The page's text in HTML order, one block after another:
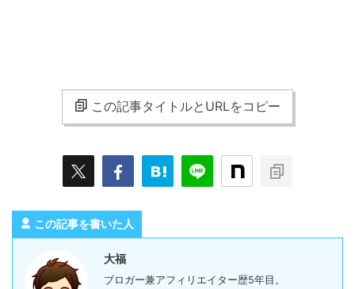
この記事タイトルとURLをコピー
この記事を書いた人
大福
ブロガー兼アフィリエイター歴5年目。